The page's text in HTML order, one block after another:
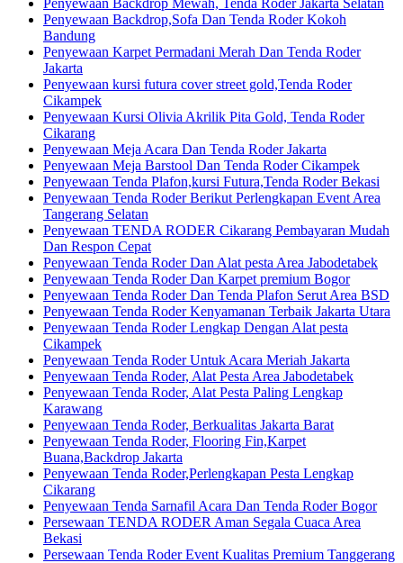
Penyewaan Backdrop Mewah, Tenda Roder Jakarta Selatan
Penyewaan Backdrop,Sofa Dan Tenda Roder Kokoh
Bandung
Penyewaan Karpet Permadani Merah Dan Tenda Roder
Jakarta
Penyewaan kursi futura cover street gold,Tenda Roder
Cikampek
Penyewaan Kursi Olivia Akrilik Pita Gold, Tenda Roder
Cikarang
Penyewaan Meja Acara Dan Tenda Roder Jakarta
Penyewaan Meja Barstool Dan Tenda Roder Cikampek
Penyewaan Tenda Plafon,kursi Futura,Tenda Roder Bekasi
Penyewaan Tenda Roder Berikut Perlengkapan Event Area
Tangerang Selatan
Penyewaan TENDA RODER Cikarang Pembayaran Mudah
Dan Respon Cepat
Penyewaan Tenda Roder Dan Alat pesta Area Jabodetabek
Penyewaan Tenda Roder Dan Karpet premium Bogor
Penyewaan Tenda Roder Dan Tenda Plafon Serut Area BSD
Penyewaan Tenda Roder Kenyamanan Terbaik Jakarta Utara
Penyewaan Tenda Roder Lengkap Dengan Alat pesta
Cikampek
Penyewaan Tenda Roder Untuk Acara Meriah Jakarta
Penyewaan Tenda Roder, Alat Pesta Area Jabodetabek
Penyewaan Tenda Roder, Alat Pesta Paling Lengkap
Karawang
Penyewaan Tenda Roder, Berkualitas Jakarta Barat
Penyewaan Tenda Roder, Flooring Fin,Karpet
Buana,Backdrop Jakarta
Penyewaan Tenda Roder,Perlengkapan Pesta Lengkap
Cikarang
Penyewaan Tenda Sarnafil Acara Dan Tenda Roder Bogor
Persewaan TENDA RODER Aman Segala Cuaca Area
Bekasi
Persewaan Tenda Roder Event Kualitas Premium Tanggerang